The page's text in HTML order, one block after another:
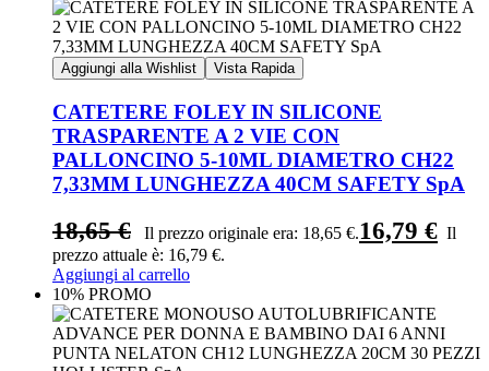
Aggiungi alla Wishlist Vista Rapida
CATETERE FOLEY IN SILICONE
TRASPARENTE A 2 VIE CON
PALLONCINO 5-10ML DIAMETRO CH22
7,33MM LUNGHEZZA 40CM SAFETY SpA
18,65€ Il prezzo originale era: 18,65 €.16,79 € Il
prezzo attuale è: 16,79 €.
Aggiungi al carrello
10% PROMO